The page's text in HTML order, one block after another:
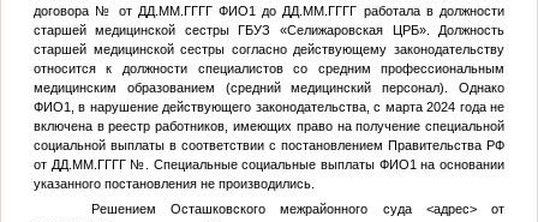
договора № от ДД.ММ.ГГГГ ФИО1 до ДД.ММ.ГГГГ работала в должности
старшей медицинской сестры ГБУЗ «Селижаровская ЦРБ». Должность
старшей медицинской сестры согласно действующему законодательству
относится к должности специалистов со средним профессиональным
медицинским образованием (средний медицинский персонал). Однако
ФИО1
, в нарушение действующего законодательства, с марта 2024 года не
включена в реестр работников, имеющих право на получение специальной
социальной выплаты в соответствии с постановлением Правительства РФ
от ДД.ММ.ГГГГ № . Специальные социальные выплаты ФИО1 на основании
указанного постановления не производились.
Решением Осташковского межрайонного суда <адрес>от